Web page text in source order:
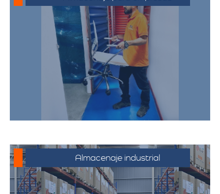
Soluciones de almacenamiento
empresarial que incluyen espacio para
mobiliario de oficina, documentos y
equipos. Nuestras bodegas están
diseñadas para satisfacer las
necesidades de su negocio,
proporcionando un entorno seguro y
eficiente.
Almacenaje industrial
Espacios diseñados para productos y
mercancías industriales, incluyendo